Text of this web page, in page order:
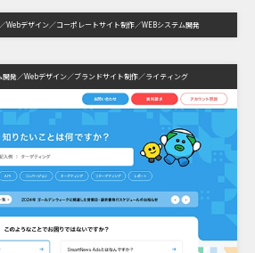
Webデザイン コーポレートサイト制作 WEBシステム開発
開発 Webデザイン ブランドサイト制作 ライティング